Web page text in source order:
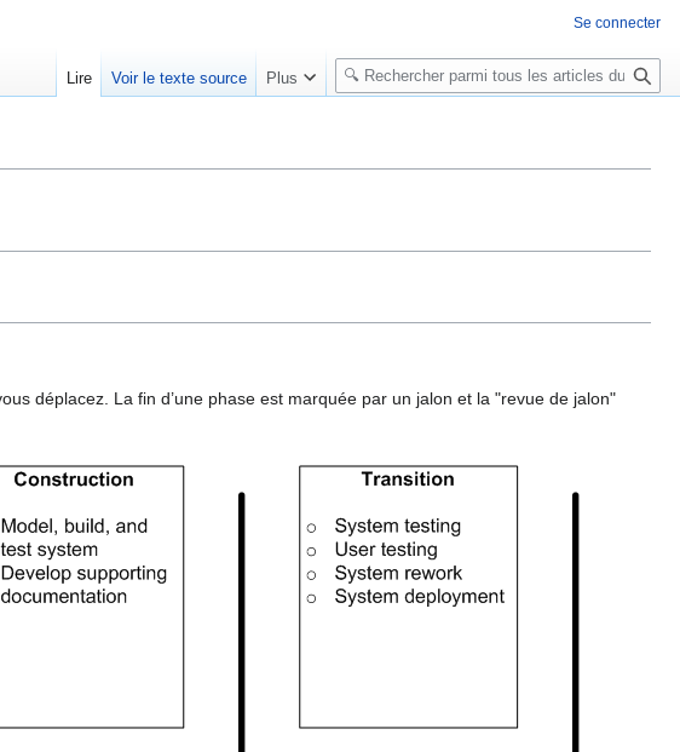
déplacez. La fin d’une phase est marquée par un jalon et la "revue de jalon"
Se connecter
Lire Voir le texte source Plus
R
e
e
r